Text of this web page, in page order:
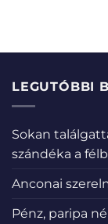
LEGUTÓBBI
Sokan
szándéka a
Anconai
Pénz, paripa